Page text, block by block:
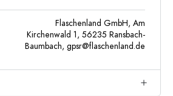
Flaschenland GmbH, Am
Kirchenwald 1, 56235 Ransbach-
Baumbach, gpsr@flaschenland.de